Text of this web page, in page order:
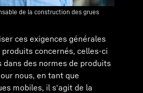
de la construction des grues
ces exigences générales
concernés, celles-ci
des normes de produits
nous, en tant que
mobiles, il s'agit de la